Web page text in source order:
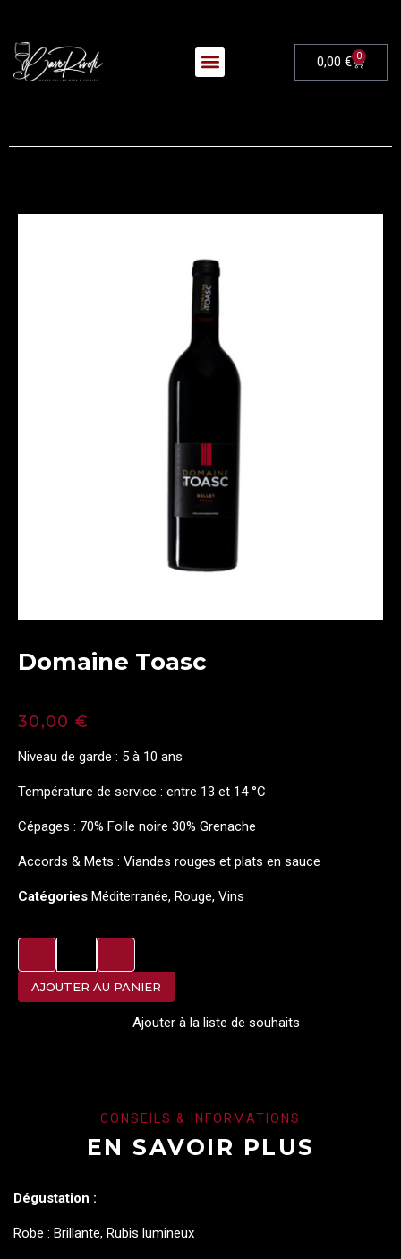
0,00 € 0
Domaine Toasc
30,00€
Niveau de garde : 5 à 10 ans
Température de service : entre 13 et 14 °C
Cépages : 70% Folle noire 30% Grenache
Accords & Mets : Viandes rouges et plats en sauce
Catégories Méditerranée, Rouge, Vins
AJOUTER AU PANIER
Ajouter à la liste de souhaits
CONSEILS & INFORMATIONS
EN SAVOIR PLUS
Dégustation :
Robe : Brillante, Rubis lumineux